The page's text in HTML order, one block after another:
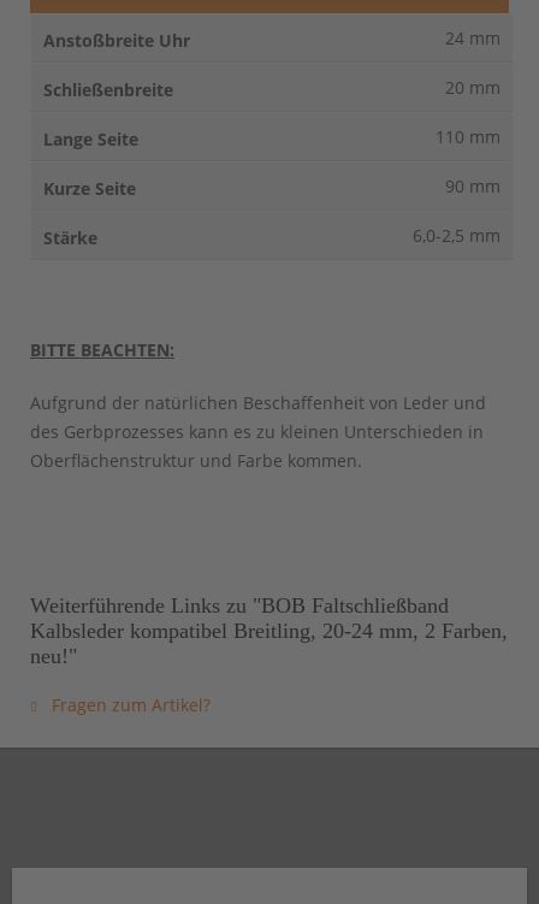
24 mm
20 mm
110 mm
90 mm
6,0-2,5 mm
BITTE BEACHTEN:
Aufgrund der natürlichen Beschaffenheit von Leder und
des Gerbprozesses kann es zu kleinen Unterschieden in
Oberflächenstruktur und Farbe kommen.
Weiterführende Links zu "BOB Faltschließband
Kalbsleder kompatibel Breitling, 20-24 mm, 2 Farben,
neu!"
Fragen zum Artikel?